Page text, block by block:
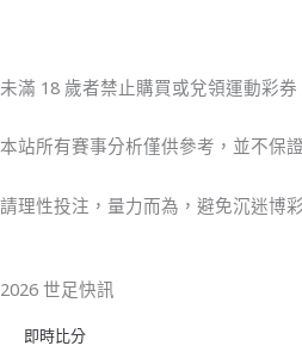
未滿 18 歲者禁止購買或兌領運動彩券
本站所有賽事分析僅供參考，並不保
請理性投注，量力而為，避免沉迷博
2026 世足快訊
即時比分